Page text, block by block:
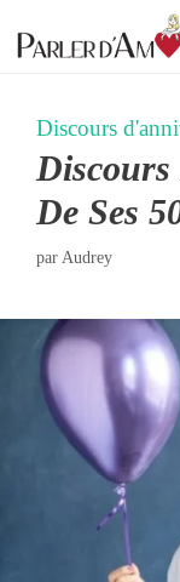
au
Discours
Discours
De Ses
par Audrey